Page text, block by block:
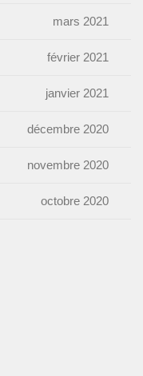
mars 2021
février 2021
janvier 2021
décembre 2020
novembre 2020
octobre 2020